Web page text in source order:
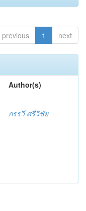
previous 1 next
Author(s)
กรรวี ศรีวิชัย